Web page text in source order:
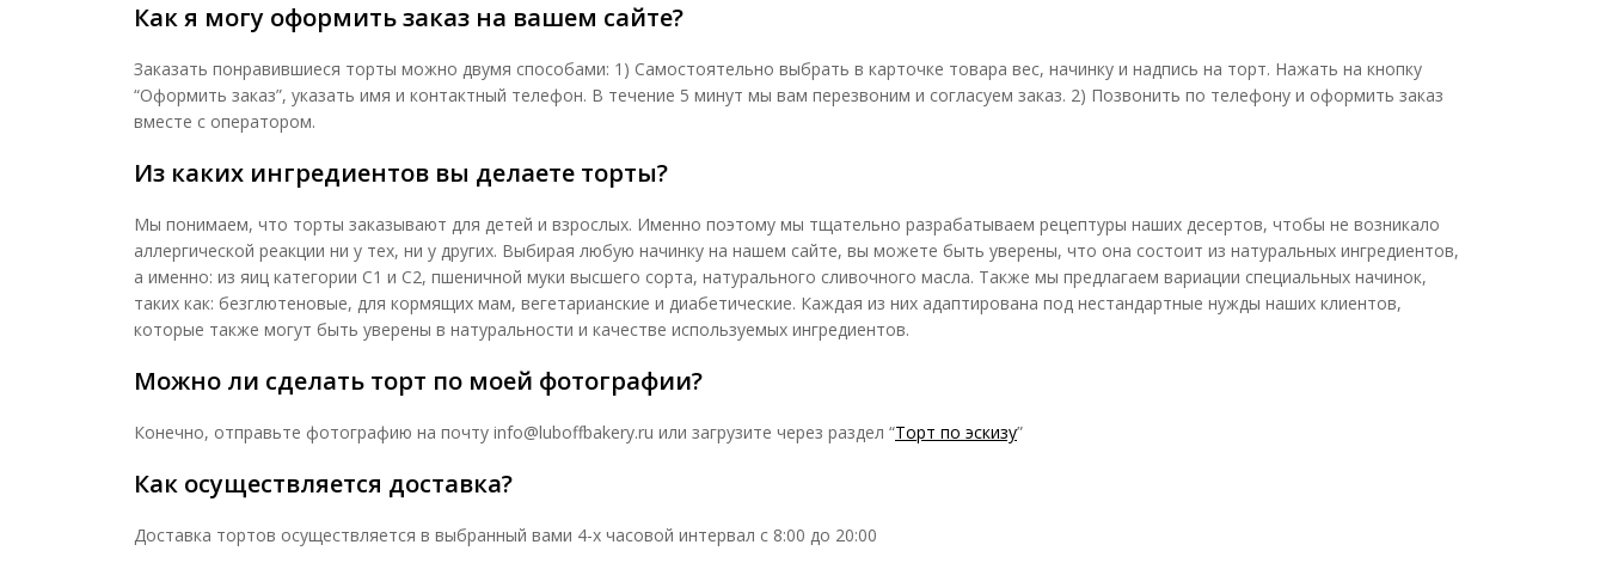
Как я могу оформить заказ на вашем сайте?
Заказать понравившиеся торты можно двумя способами: 1) Самостоятельно выбрать в карточке товара вес, начинку и надпись на торт. Нажать на кнопку
“Оформить заказ”, указать имя и контактный телефон. В течение 5 минут мы вам перезвоним и согласуем заказ. 2) Позвонить по телефону и оформить заказ
вместе с оператором.
Из каких ингредиентов вы делаете торты?
Мы понимаем, что торты заказывают для детей и взрослых. Именно поэтому мы тщательно разрабатываем рецептуры наших десертов, чтобы не возникало
аллергической реакции ни у тех, ни у других. Выбирая любую начинку на нашем сайте, вы можете быть уверены, что она состоит из натуральных ингредиентов,
а именно: из яиц категории С1 и С2, пшеничной муки высшего сорта, натурального сливочного масла. Также мы предлагаем вариации специальных начинок,
таких как: безглютеновые, для кормящих мам, вегетарианские и диабетические. Каждая из них адаптирована под нестандартные нужды наших клиентов,
которые также могут быть уверены в натуральности и качестве используемых ингредиентов.
Можно ли сделать торт по моей фотографии?
Конечно, отправьте фотографию на почту info@luboffbakery.ru или загрузите через раздел “Торт по эскизу”
Как осуществляется доставка?
Доставка тортов осуществляется в выбранный вами 4-х часовой интервал с 8:00 до 20:00